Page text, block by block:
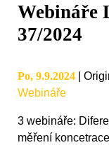
Webináře
37/2024
Po, 9.9.2024
Webináře
3 webináře:
měření